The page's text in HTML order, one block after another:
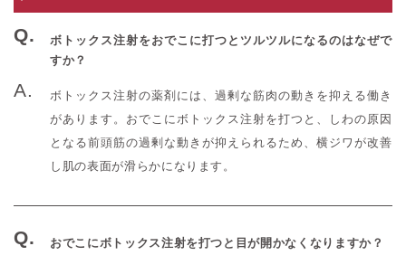
ボトックス注射をおでこに打つとツルツルになるのはなぜで
すか？
ボトックス注射の薬剤には、過剰な筋肉の動きを抑える働き
があります。おでこにボトックス注射を打つと、しわの原因
となる前頭筋の過剰な動きが抑えられるため、横ジワが改善
し肌の表面が滑らかになります。
おでこにボトックス注射を打つと目が開かなくなりますか？